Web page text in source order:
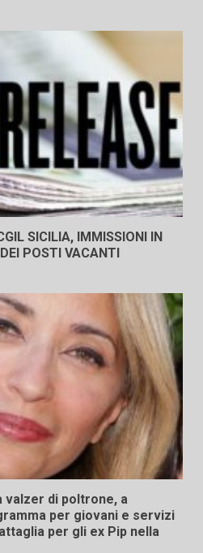
SICILIA, IMMISSIONI IN
POSTI VACANTI
valzer di poltrone, a
per giovani e servizi
per gli ex Pip nella